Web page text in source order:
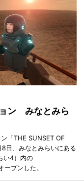
ン みなとみら
「THE SUNSET OF
日、みなとみらいにある
い4）内の
ープンした。